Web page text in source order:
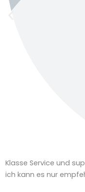
Klasse Service und
ich kann es nur